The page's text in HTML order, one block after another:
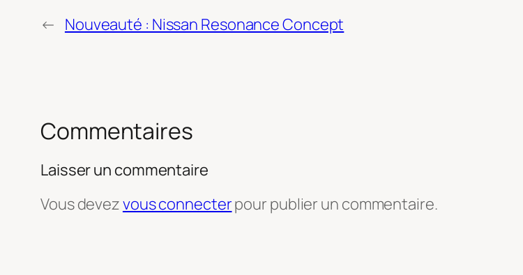
← Nouveauté : Nissan Resonance Concept
Commentaires
Laisser un commentaire
Vous devezvous connecterpour publier un commentaire.